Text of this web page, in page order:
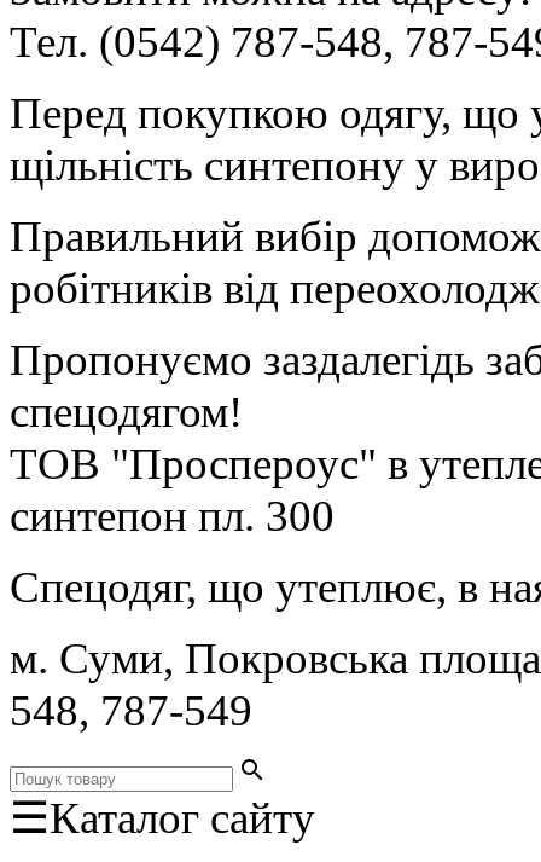
Тел. (0542) 787-548, 787-
Перед покупкою одягу, що
щільність синтепону у
Правильний вибір
робітників від
Пропонуємо заздалегідь
спецодягом!
ТОВ "Проспероус" в
синтепон пл. 300
Спецодяг, що утеплює, в
м. Суми, Покровська
548, 787-549
search
☰Каталог сайту